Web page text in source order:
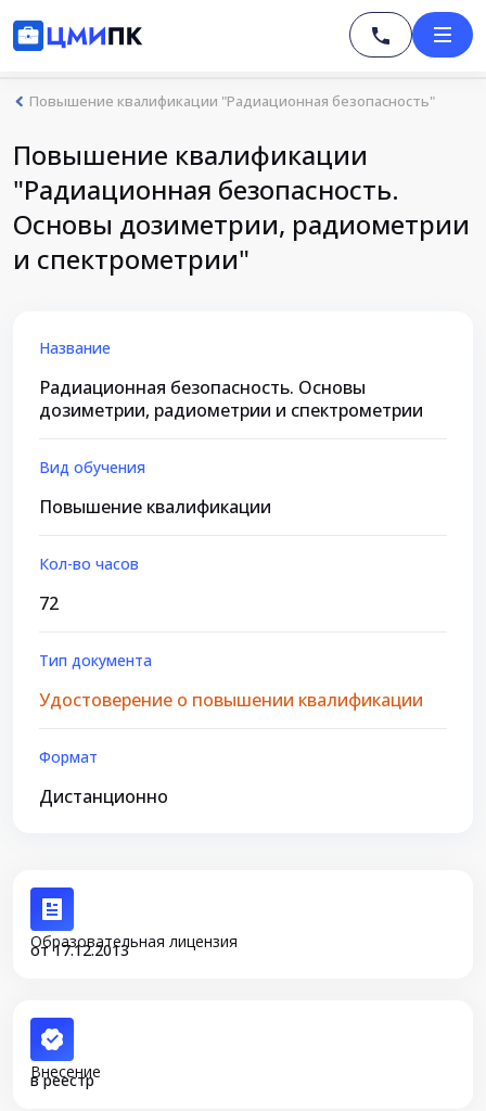
Повышение квалификации "Радиационная безопасность"
Повышение квалификации
"Радиационная безопасность.
Основы дозиметрии, радиометрии
и спектрометрии"
Название
Радиационная безопасность. Основы
дозиметрии, радиометрии и спектрометрии
Вид обучения
Повышение квалификации
Кол-во часов
72
Тип документа
Удостоверение о повышении квалификации
Формат
Дистанционно
Образовательная лицензия
от 17.12.2013
Внесение
в реестр